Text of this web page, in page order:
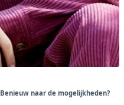
Benieuw naar de mogelijkheden?